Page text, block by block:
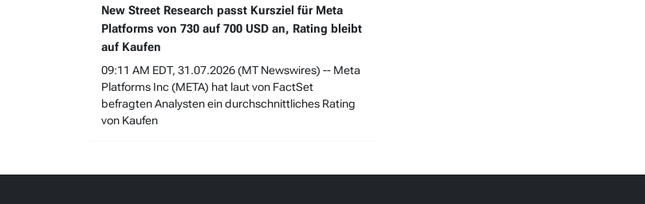
New Street Research passt Kursziel für Meta
Platforms von 730 auf 700 USD an, Rating bleibt
auf Kaufen
09:11 AM EDT, 31.07.2026 (MT Newswires) -- Meta
Platforms Inc (META) hat laut von FactSet
befragten Analysten ein durchschnittliches Rating
von Kaufen